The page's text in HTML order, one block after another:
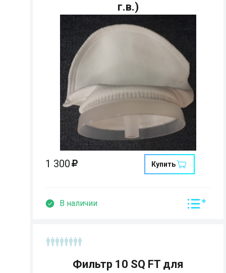
Страна:
Размеры:
Кол-во мест:
г.в.)
1 300 Купить
В наличии
Фильтр 10 SQ FT для